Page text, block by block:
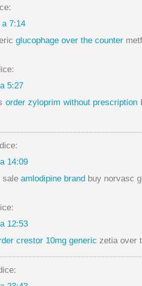
7:14
glucophage over the counter
5:27
order zyloprim without prescription
14:09
sale amlodipine brand buy norvasc
12:53
crestor 10mg generic zetia over